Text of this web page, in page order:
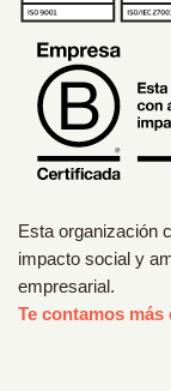
Esta organización
impacto social y
empresarial.
Te contamos más